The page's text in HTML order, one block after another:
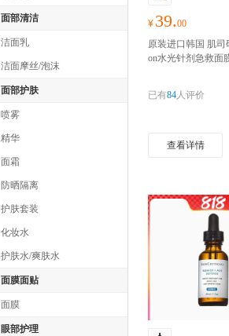
面部清洁
洁面乳
洁面摩丝/泡沫
面部护肤
喷雾
精华
面霜
防晒隔离
护肤套装
化妆水
护肤水/爽肤水
面膜面贴
面膜
眼部护理
¥ 39.00
原装进口韩国 肌司
on水光针剂急救面
深层补水 长效保湿
已有84人评价
查看详情